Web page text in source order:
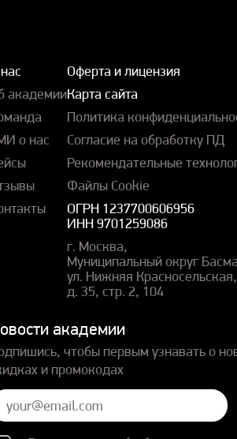
академии
о нас
Оферта и лицензия
Карта сайта
Политика
Согласие на обработку ПД
Рекомендательные
Файлы Cookie
ОГРН 1237700606956
ИНН 9701259086
г. Москва,
Муниципальный округ
ул. Нижняя Красносельская,
д. 35, стр. 2, 104
академии
чтобы первым узнавать о
и промокодах